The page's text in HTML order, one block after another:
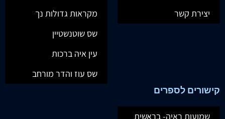
יצירת קשר
מקראות גדולות נך
שס שוטנשטיין
עין איה ברכות
שס עוז והדר מורחב
קישורים לספרים
שמועות ראיה- בראשית